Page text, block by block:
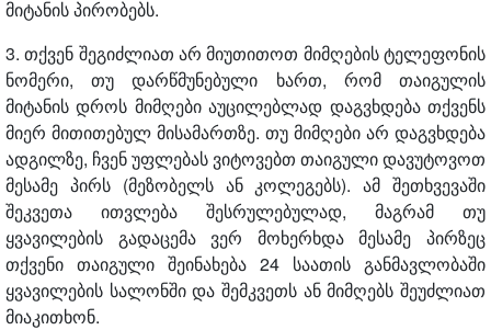
მიტანის პირობებს.
3. თქვენ შეგიძლიათ არ მიუთითოთ მიმღების ტელეფონის
ნომერი, თუ დარწმუნებული ხართ, რომ თაიგულის
მიტანის დროს მიმღები აუცილებლად დაგვხდება თქვენს
მიერ მითითებულ მისამართზე. თუ მიმღები არ დაგვხდება
ადგილზე, ჩვენ უფლებას ვიტოვებთ თაიგული დავუტოვოთ
მესამე პირს (მეზობელს ან კოლეგებს). ამ შეთხვევაში
შეკვეთა ითვლება შესრულებულად, მაგრამ თუ
ყვავილების გადაცემა ვერ მოხერხდა მესამე პირზეც
თქვენი თაიგული შეინახება 24 საათის განმავლობაში
ყვავილების სალონში და შემკვეთს ან მიმღებს შეუძლიათ
მიაკითხონ.